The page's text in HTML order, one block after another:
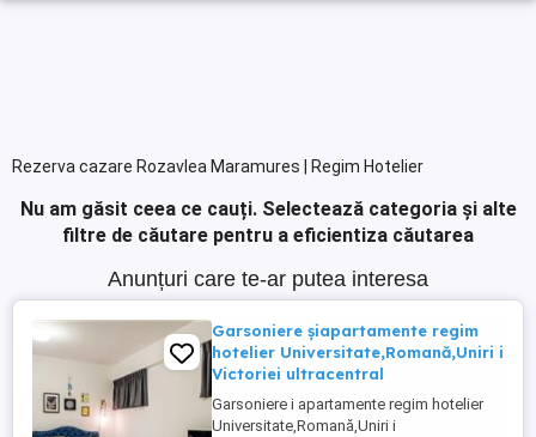
Rezerva cazare Rozavlea Maramures | Regim Hotelier
Nu am găsit ceea ce cauți. Selectează categoria și alte
filtre de căutare pentru a eficientiza căutarea
Anunțuri care te-ar putea interesa
Garsoniere șiapartamente regim
hotelier Universitate,Romană,Uniri i
Victoriei ultracentral
Garsoniere i apartamente regim hotelier
Universitate,Romană,Uniri i